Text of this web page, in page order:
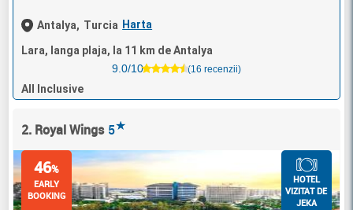
Antalya, Turcia Harta
Lara, langa plaja, la 11 km de Antalya
9.0/10
(16 recenzii)
All Inclusive
2. Royal Wings 5★
46%
EARLY
BOOKING
HOTEL
VIZITAT DE
JEKA